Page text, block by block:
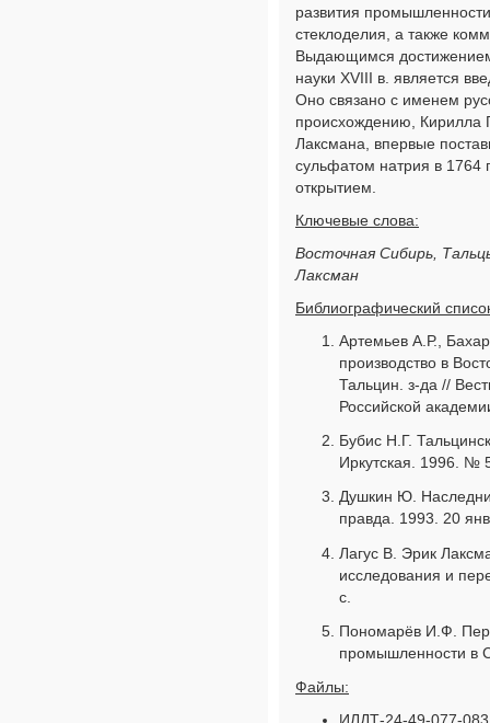
развития
стеклоделия, а также
Выдающимся
науки XVIII в. является
Оно связано с именем
происхождению, Кирилла
Лаксмана, впервые
сульфатом натрия в
открытием.
Ключевые слова:
Восточная Сибирь,
Лаксман
Библиографический
Артемьев А.Р.,
производство в
Тальцин. з-да //
Российской
Бубис Н.Г.
Иркутская. 1996. №
Душкин Ю.
правда. 1993. 20
Лагус В. Эрик
исследования и
с.
Пономарёв И.Ф.
промышленности в
Файлы: